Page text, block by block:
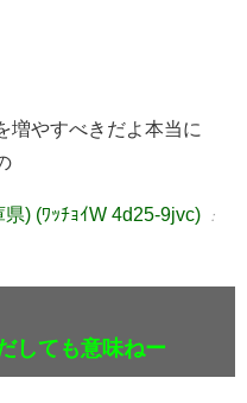
増やすべきだよ本当に
) (ﾜｯﾁｮｲW 4d25-9jvc) ：
しても意味ねー